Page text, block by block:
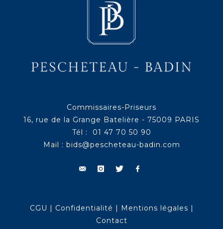
Commissaires-Priseurs
16, rue de la Grange Batelière - 75009 PARIS
Tél : 01 47 70 50 90
Mail : bids@pescheteau-badin.com
CGU | Confidentialité | Mentions légales |
Contact